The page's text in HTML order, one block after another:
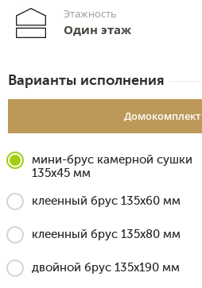
Этажность
Один этаж
Варианты исполнения
Домокомплект
мини-брус камерной сушки
135x45 мм
клеенный брус 135x60 мм
клеенный брус 135x80 мм
двойной брус 135x190 мм